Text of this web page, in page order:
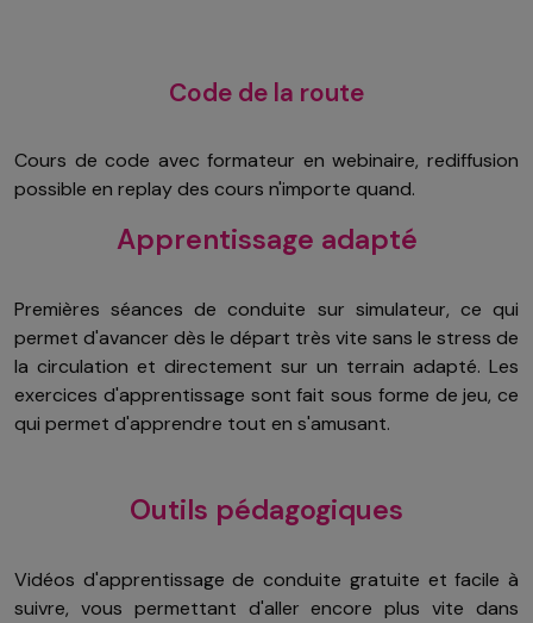
Code de la route
Cours de code avec formateur en webinaire, rediffusion
possible en replay des cours n'importe quand.
Apprentissage adapté
Premières séances de conduite sur simulateur, ce qui
permet d'avancer dès le départ très vite sans le stress de
la circulation et directement sur un terrain adapté. Les
exercices d'apprentissage sont fait sous forme de jeu, ce
qui permet d'apprendre tout en s'amusant.
Outils pédagogiques
Vidéos d'apprentissage de conduite gratuite et facile à
suivre, vous permettant d'aller encore plus vite dans